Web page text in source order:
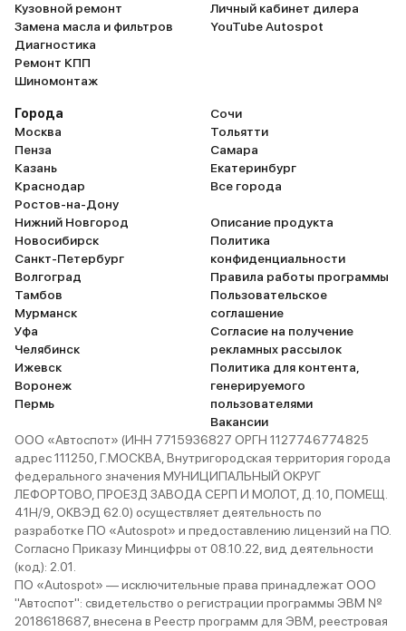
Кузовной ремонт
Замена масла и фильтров
Диагностика
Ремонт КПП
Шиномонтаж
Личный кабинет дилера
YouTube Autospot
Города
Москва
Пенза
Казань
Краснодар
Ростов-на-Дону
Нижний Новгород
Новосибирск
Санкт-Петербург
Волгоград
Тамбов
Мурманск
Уфа
Челябинск
Ижевск
Воронеж
Пермь
Сочи
Тольятти
Самара
Екатеринбург
Все города
Описание продукта
Политика
конфиденциальности
Правила работы программы
Пользовательское
соглашение
Согласие на получение
рекламных рассылок
Политика для контента,
генерируемого
пользователями
Вакансии
ООО «Автоспот» (ИНН 7715936827 ОРГН 1127746774825
адрес 111250, Г.МОСКВА, Внутригородская территория города
федерального значения МУНИЦИПАЛЬНЫЙ ОКРУГ
ЛЕФОРТОВО, ПРОЕЗД ЗАВОДА СЕРП И МОЛОТ, Д. 10, ПОМЕЩ.
41Н/9, ОКВЭД 62.0) осуществляет деятельность по
разработке ПО «Autospot» и предоставлению лицензий на ПО.
Согласно Приказу Минцифры от 08.10.22, вид деятельности
(код): 2.01.
ПО «Autospot» — исключительные права принадлежат ООО
"Автоспот": свидетельство о регистрации программы ЭВМ №
2018618687, внесена в Реестр программ для ЭВМ, реестровая